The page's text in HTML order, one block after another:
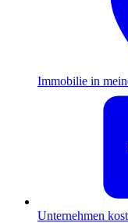
Immobilie in
Unternehmen